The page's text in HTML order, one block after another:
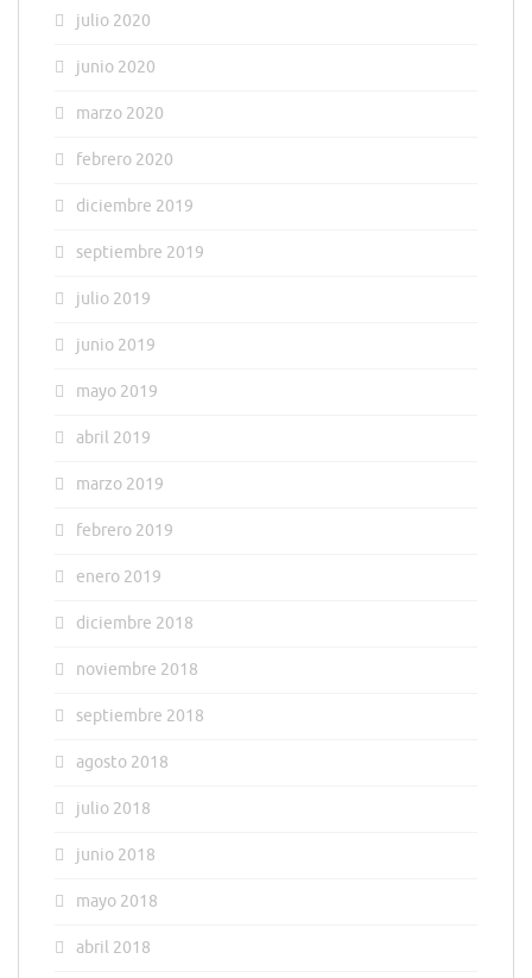
julio 2020
junio 2020
marzo 2020
febrero 2020
diciembre 2019
septiembre 2019
julio 2019
junio 2019
mayo 2019
abril 2019
marzo 2019
febrero 2019
enero 2019
diciembre 2018
noviembre 2018
septiembre 2018
agosto 2018
julio 2018
junio 2018
mayo 2018
abril 2018